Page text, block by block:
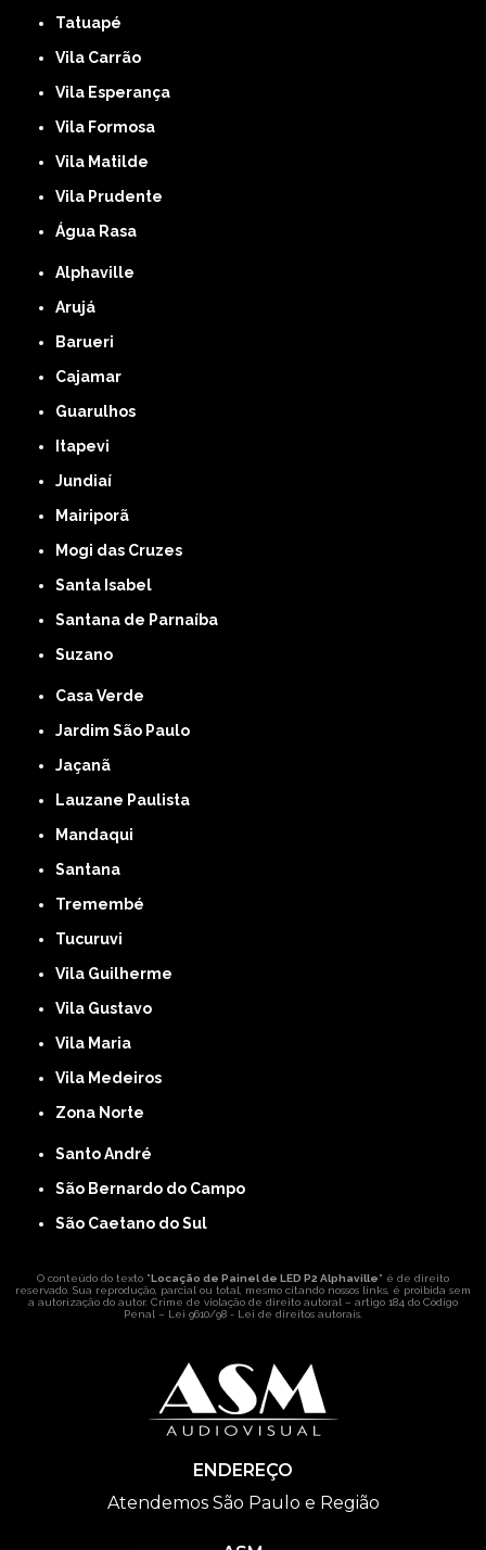
Tatuapé
Vila Carrão
Vila Esperança
Vila Formosa
Vila Matilde
Vila Prudente
Água Rasa
Alphaville
Arujá
Barueri
Cajamar
Guarulhos
Itapevi
Jundiaí
Mairiporã
Mogi das Cruzes
Santa Isabel
Santana de Parnaíba
Suzano
Casa Verde
Jardim São Paulo
Jaçanã
Lauzane Paulista
Mandaqui
Santana
Tremembé
Tucuruvi
Vila Guilherme
Vila Gustavo
Vila Maria
Vila Medeiros
Zona Norte
Santo André
São Bernardo do Campo
São Caetano do Sul
O conteúdo do texto "Locação de Painel de LED P2 Alphaville" é de direito
reservado. Sua reprodução, parcial ou total, mesmo citando nossos links, é proibida sem
a autorização do autor. Crime de violação de direito autoral – artigo 184 do Código
Penal – Lei 9610/98 - Lei de direitos autorais
ENDEREÇO
Atendemos São Paulo e Região